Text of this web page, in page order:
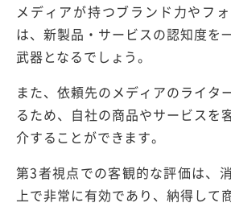
メディアが持つブランド力やフ
は、新製品・サービスの認知度を
武器となるでしょう。
また、依頼先のメディアのライタ
るため、自社の商品やサービスを
介することができます。
第3者視点での客観的な評価は、
上で非常に有効であり、納得して